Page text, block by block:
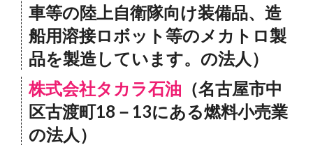
車等の陸上自衛隊向け装備品、造
船用溶接ロボット等のメカトロ製
品を製造しています。の法人）
株式会社タカラ石油 （名古屋市中
区古渡町18－13にある燃料小売業
の法人）